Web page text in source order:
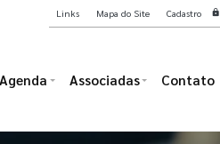
Agenda Associadas Contato
Links Mapa do Site Cadastro lock